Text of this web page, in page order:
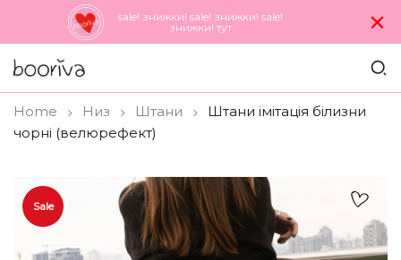
sale! знижки! sale! знижки! sale!
знижки! тут
×
Home Низ Штани
Штани імітація білизни
чорні (велюрефект)
Sale